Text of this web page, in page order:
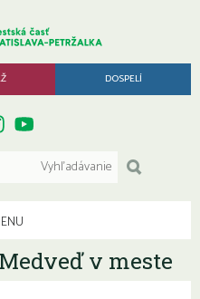
DOSPELÍ
v meste